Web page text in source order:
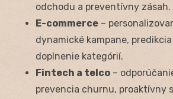
odchodu a preventívny zásah.
E-commerce –
dynamické kampane, predikcia
doplnenie kategórií.
Fintech a telco –
prevencia churnu, proaktívny